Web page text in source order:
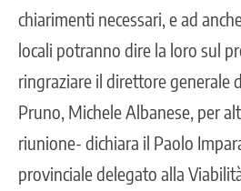
chiarimenti necessari, e ad
locali potranno dire la loro sul
ringraziare il direttore generale
Pruno, Michele Albanese, per
riunione- dichiara il Paolo
provinciale delegato alla